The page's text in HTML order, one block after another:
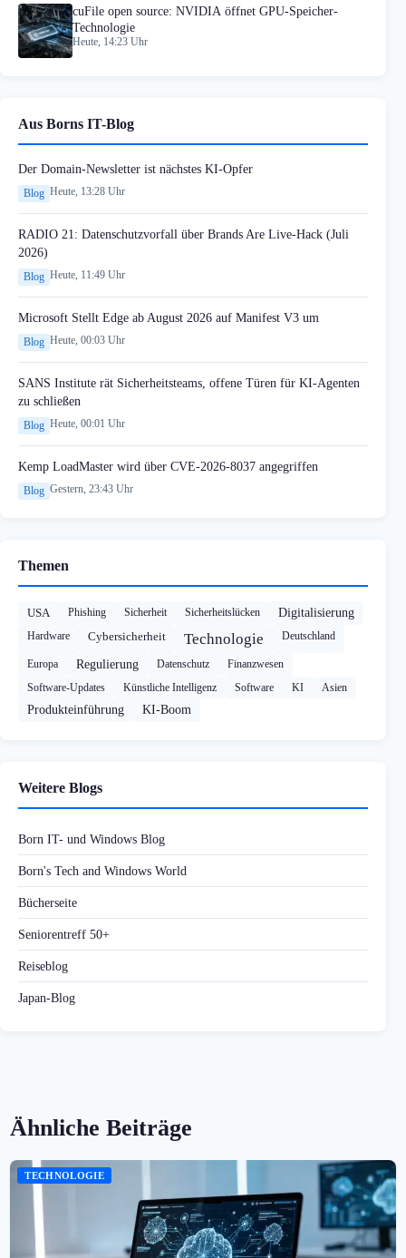
cuFile open source: NVIDIA öffnet GPU-Speicher-
Technologie
Heute, 14:23 Uhr
Aus Borns IT-Blog
Der Domain-Newsletter ist nächstes KI-Opfer
Blog Heute, 13:28 Uhr
RADIO 21: Datenschutzvorfall über Brands Are Live-Hack (Juli
2026)
Blog Heute, 11:49 Uhr
Microsoft Stellt Edge ab August 2026 auf Manifest V3 um
Blog Heute, 00:03 Uhr
SANS Institute rät Sicherheitsteams, offene Türen für KI-Agenten
zu schließen
Blog Heute, 00:01 Uhr
Kemp LoadMaster wird über CVE-2026-8037 angegriffen
Blog Gestern, 23:43 Uhr
Themen
USA Phishing Sicherheit Sicherheitslücken Digitalisierung
Hardware Cybersicherheit Technologie Deutschland
Europa Regulierung Datenschutz
Finanzwesen
Software-Updates
Künstliche Intelligenz Software KI Asien
Produkteinführung KI-Boom
Weitere Blogs
Born IT- und Windows Blog
Born's Tech and Windows World
Bücherseite
Seniorentreff 50+
Reiseblog
Japan-Blog
Ähnliche Beiträge
TECHNOLOGIE